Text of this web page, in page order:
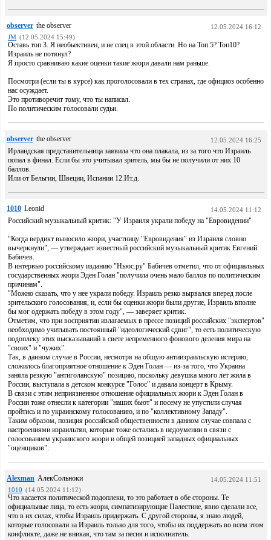
observer the observer
12.05.2024 16:12
JM (12.05.2024 15:49)
Оставь топ 3. Я необьективен, и не спец в этой области. Но на Топ 5? Топ10?
Израиль не потянул?
Я просто сравниваю какие оценки такие жюри давали нам раньше.
Посмотри (если ты в курсе) как проголосовали в тех странах, где официоз особенно
нас осуждает.
Это противоречит тому, что ты написал.
По политическим голосовали судьи.
observer the observer 12.05.2024 16:25
Ирландская представительница заявила что она плакала, из за того что Израиль
попал в финал. Если бы это учитывал зритель, мы бы не получили от них 10
баллов.
Или от Бельгии, Швеции, Испании 12.Ит.д.
1010 Leonid 14.05.2024 11:12
Российский музыкальный критик: "У Израиля украли победу на "Евровидении"
"Когда вердикт выносило жюри, участницу "Евровидения" из Израиля словно
вычеркнули", — утверждает известный российский музыкальный критик Евгений
Бабичев.
В интервью российскому изданию "Ньюс.ру" Бабичев отметил, что от официальных
государственных жюри Эден Голан "получила очень мало баллов по политическим
причинам".
"Можно сказать, что у нее украли победу. Израиль резко вырвался вперед после
зрительского голосования, и, если бы оценки жюри были другие, Израиль вполне
бы мог одержать победу в этом году", — заверяет критик.
Отметим, что при восприятии излагаемых в прессе позиций российских "экспертов"
необходимо учитывать постоянный "идеологический сдвиг", то есть политическую
подоплеку этих высказываний в свете непременного фонового деления мира на
"своих" и "чужих".
Так, в данном случае в России, несмотря на общую антиизраильскую истерию,
сложилось благоприятное отношение к Эден Голан — из-за того, что Украина
заняла резкую "антиголанскую" позицию, поскольку девушка много лет жила в
России, выступала в детском конкурсе "Голос" и давала концерт в Крыму.
В связи с этим неприязненное отношение официальных жюри к Эден Голан в
России тоже отнесли к категории "наших бьют" и посему не упустили случая
пройтись и по украинскому голосованию, и по "коллективному Западу".
Таким образом, позиция российской общественности в данном случае совпала с
настроениями израильтян, которые тоже остались в недоумении в связи с
голосованием украинского жюри и общей позицией западных официальных
"оценщиков".
Alexman АлекСольноки
14.05.2024 11:51
1010 (14.05.2024 11:12)
Что касается политической подоплеки, то это работает в обе стороны. Те
официальные лица, то есть жюри, симпатизирующие Палестине, явно сделали все,
что в их силах, чтобы Израиль придержать. С другой стороны, я знаю людей,
которые голосовали за Израиль только для того, чтобы их поддержать во всем этом
конфликте, даже не вникая, что там за песня и исполнитель.